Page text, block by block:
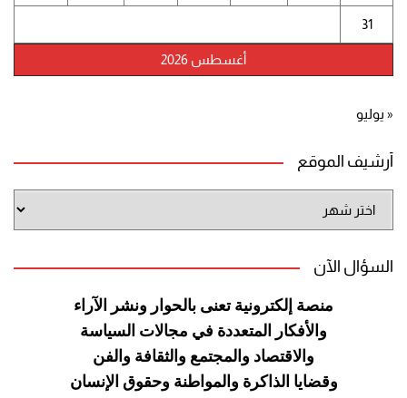
أغسطس 2026
31
« يوليو
أرشيف الموقع
الموقع
السؤال الآن
منصة إلكترونية تعنى بالحوار ونشر الآراء
والأفكار المتعددة في مجالات السياسة
والاقتصاد والمجتمع والثقافة والفن
وقضايا الذاكرة والمواطنة وحقوق الإنسان